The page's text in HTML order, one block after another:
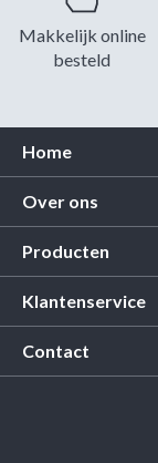
Makkelijk online
besteld
Home
Over ons
Producten
Klantenservice
Contact